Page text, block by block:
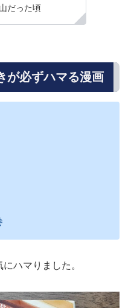
だった頃
が必ずハマる漫画
ハマりました。